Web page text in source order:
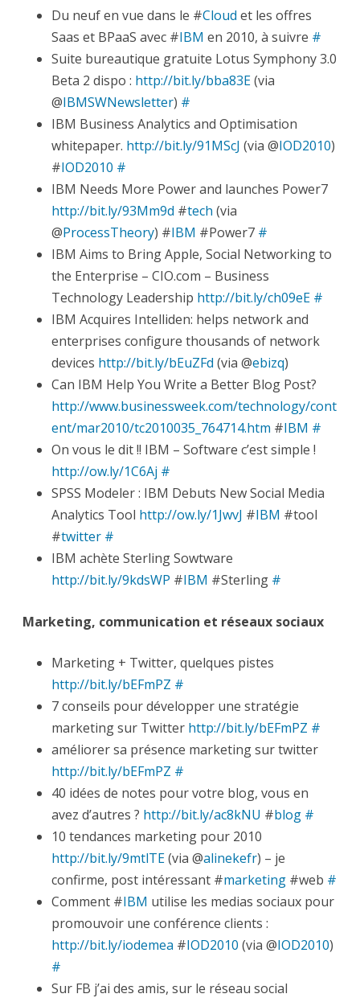
Du neuf en vue dans le #Cloud et les offres
Saas et BPaaS avec #IBM en 2010, à suivre #
Suite bureautique gratuite Lotus Symphony 3.0
Beta 2 dispo : http://bit.ly/bba83E(via
@IBMSWNewsletter) #
IBM Business Analytics and Optimisation
whitepaper. http://bit.ly/91MScJ (via @IOD2010)
#IOD2010 #
IBM Needs More Power and launches Power7
http://bit.ly/93Mm9d #tech (via
@ProcessTheory) #IBM #Power7 #
IBM Aims to Bring Apple, Social Networking to
the Enterprise – CIO.com – Business
Technology Leadership http://bit.ly/ch09eE #
IBM Acquires Intelliden: helps network and
enterprises configure thousands of network
devices http://bit.ly/bEuZFd (via @ebizq)
Can IBM Help You Write a Better Blog Post?
http://www.businessweek.com/technology/cont
ent/mar2010/tc2010035_764714.htm #IBM #
On vous le dit !! IBM – Software c’est simple !
http://ow.ly/1C6Aj #
SPSS Modeler : IBM Debuts New Social Media
Analytics Tool http://ow.ly/1JwvJ #IBM #tool
#twitter #
IBM achète Sterling Sowtware
http://bit.ly/9kdsWP #IBM #Sterling #
Marketing, communication et réseaux sociaux
Marketing + Twitter, quelques pistes
http://bit.ly/bEFmPZ #
7 conseils pour développer une stratégie
marketing sur Twitter http://bit.ly/bEFmPZ #
améliorer sa présence marketing sur twitter
http://bit.ly/bEFmPZ #
40 idées de notes pour votre blog, vous en
avez d’autres ? http://bit.ly/ac8kNU #blog #
10 tendances marketing pour 2010
http://bit.ly/9mtlTE(via @alinekefr) – je
confirme, post intéressant #marketing #web #
Comment #IBM utilise les medias sociaux pour
promouvoir une conférence clients :
http://bit.ly/iodemea #IOD2010 (via @IOD2010)
#
Sur FB j’ai des amis, sur le réseau social